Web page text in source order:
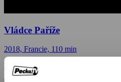
Vládce Paříže
2018, Francie, 110 min
Dokumenty / Historické dokumenty